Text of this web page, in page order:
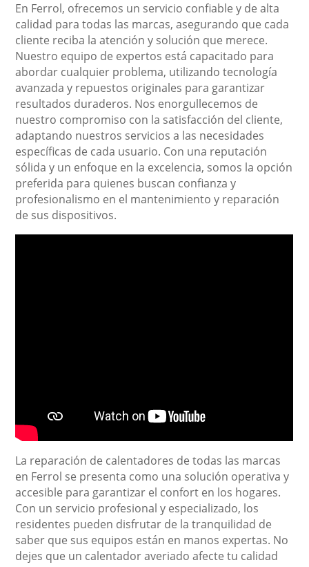
En Ferrol, ofrecemos un servicio confiable y de alta
calidad para todas las marcas, asegurando que cada
cliente reciba la atención y solución que merece.
Nuestro equipo de expertos está capacitado para
abordar cualquier problema, utilizando tecnología
avanzada y repuestos originales para garantizar
resultados duraderos. Nos enorgullecemos de
nuestro compromiso con la satisfacción del cliente,
adaptando nuestros servicios a las necesidades
específicas de cada usuario. Con una reputación
sólida y un enfoque en la excelencia, somos la opción
preferida para quienes buscan confianza y
profesionalismo en el mantenimiento y reparación
de sus dispositivos.
La reparación de calentadores de todas las marcas
en Ferrol se presenta como una solución operativa y
accesible para garantizar el confort en los hogares.
Con un servicio profesional y especializado, los
residentes pueden disfrutar de la tranquilidad de
saber que sus equipos están en manos expertas. No
dejes que un calentador averiado afecte tu calidad